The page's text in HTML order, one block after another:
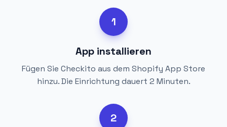
1
App installieren
Fügen Sie Checkito aus dem Shopify App Store
hinzu. Die Einrichtung dauert 2 Minuten.
2